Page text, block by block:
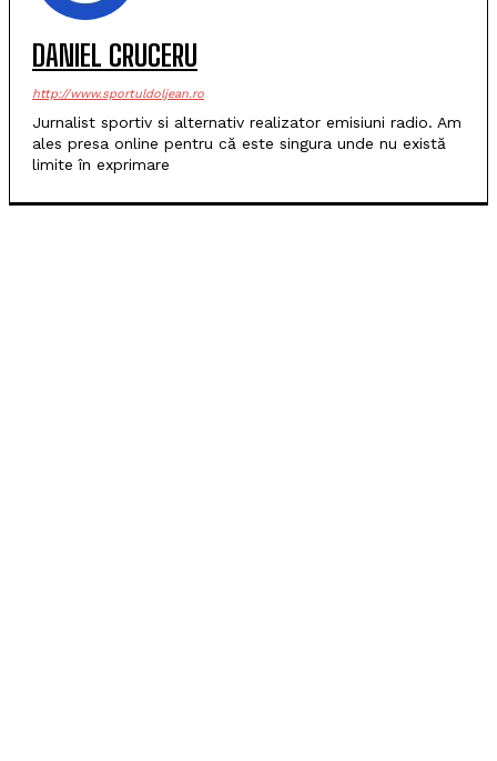
DANIEL CRUCERU
http://www.sportuldoljean.ro
Jurnalist sportiv si alternativ realizator emisiuni radio. Am
ales presa online pentru că este singura unde nu există
limite în exprimare